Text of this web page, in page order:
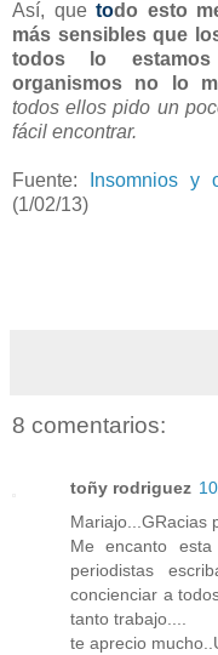
Así, que todo esto
más sensibles que
todos lo estamos
organismos no lo
todos ellos pido un
fácil encontrar.
Fuente:
Insomnios y
(1/02/13)
8 comentarios:
toñy rodriguez
Mariajo...GRacias
Me encanto
periodistas
concienciar a
tanto trabajo....
te aprecio